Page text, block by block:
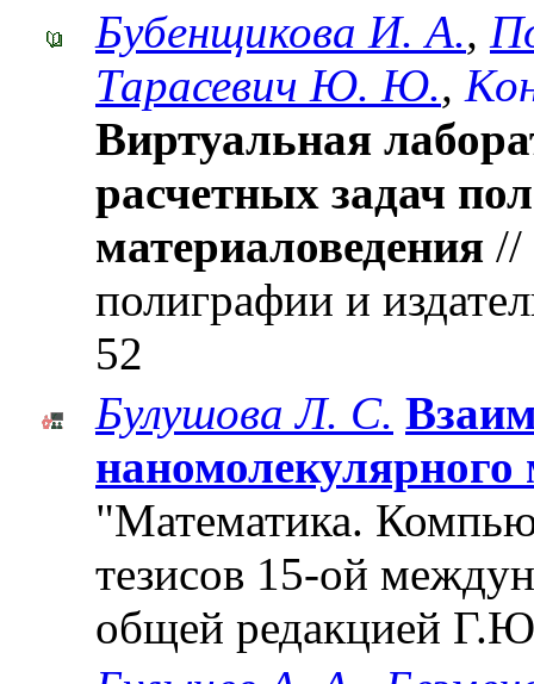
Бубенщикова И. А.,
Тарасевич Ю. Ю.,
Виртуальная
расчетных задач
материаловедения //
полиграфии и
52
Булушова Л. С.
"Математика.
тезисов 15-ой
общей редакцией